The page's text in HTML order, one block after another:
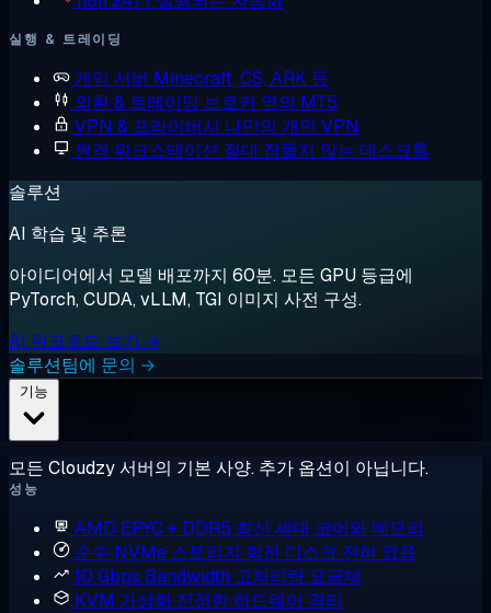
실행 & 트레이딩
게임 서버 Minecraft, CS, ARK 등
외환 & 트레이딩 브로커 옆의 MT5
VPN & 프라이버시 나만의 개인 VPN
원격 워크스테이션 절대 잠들지 않는 데스크톱
솔루션
AI 학습 및 추론
아이디어에서 모델 배포까지 60분. 모든 GPU 등급에
PyTorch, CUDA, vLLM, TGI 이미지 사전 구성.
AI 워크로드 보기 →
솔루션팀에 문의 →
모든 Cloudzy 서버의 기본 사양. 추가 옵션이 아닙니다.
성능
AMD EPYC + DDR5 최신 세대 코어와 메모리
순수 NVMe 스토리지 회전 디스크 전혀 없음
10 Gbps Bandwidth 고처리량 요금제
KVM 가상화 진정한 하드웨어 격리